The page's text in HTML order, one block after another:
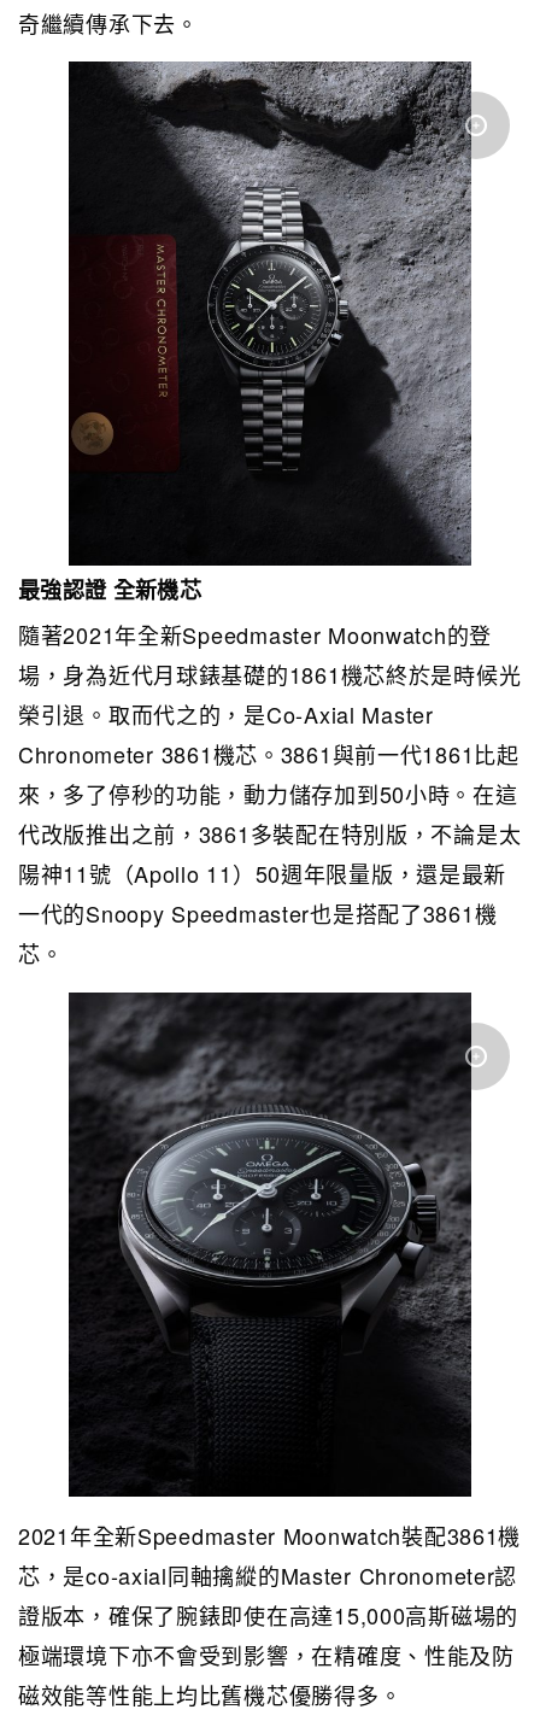
奇繼續傳承下去。
最強認證 全新機芯
隨著2021年全新Speedmaster Moonwatch的登
場，身為近代月球錶基礎的1861機芯終於是時候光
榮引退。取而代之的，是Co-Axial Master
Chronometer 3861機芯。3861與前一代1861比起
來，多了停秒的功能，動力儲存加到50小時。在這
代改版推出之前，3861多裝配在特別版，不論是太
陽神11號（Apollo 11）50週年限量版，還是最新
一代的Snoopy Speedmaster也是搭配了3861機
芯。
2021年全新Speedmaster Moonwatch裝配3861機
芯，是co-axial同軸擒縱的Master Chronometer認
證版本，確保了腕錶即使在高達15,000高斯磁場的
極端環境下亦不會受到影響，在精確度、性能及防
磁效能等性能上均比舊機芯優勝得多。